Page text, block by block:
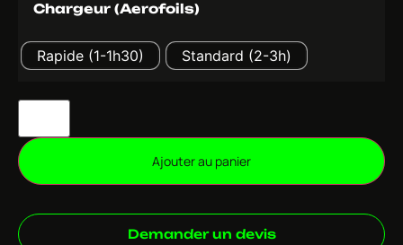
Chargeur (Aerofoils)
Rapide (1-1h30) Standard (2-3h)
Ajouter au panier
Demander un devis